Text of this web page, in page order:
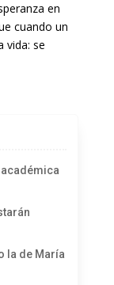
en
cuando un
vida: se
académica
la de María